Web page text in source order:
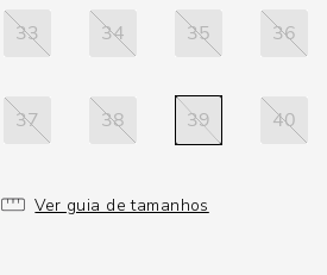
33 34 35 36
37 38 39 40
Ver guia de tamanhos